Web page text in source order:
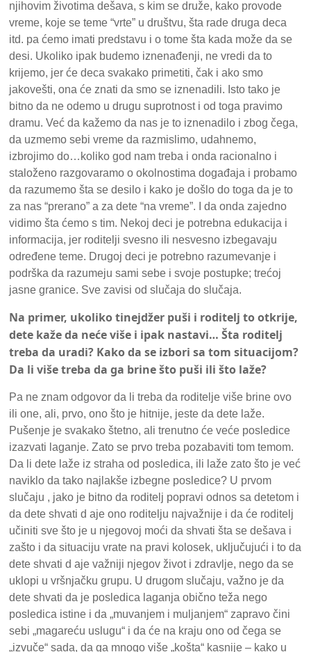
njihovim životima dešava, s kim se druže, kako provode
vreme, koje se teme “vrte” u društvu, šta rade druga deca
itd. pa ćemo imati predstavu i o tome šta kada može da se
desi. Ukoliko ipak budemo iznenađenji, ne vredi da to
krijemo, jer će deca svakako primetiti, čak i ako smo
jakovešti, ona će znati da smo se iznenadili. Isto tako je
bitno da ne odemo u drugu suprotnost i od toga pravimo
dramu. Već da kažemo da nas je to iznenadilo i zbog čega,
da uzmemo sebi vreme da razmislimo, udahnemo,
izbrojimo do…koliko god nam treba i onda racionalno i
staloženo razgovaramo o okolnostima događaja i probamo
da razumemo šta se desilo i kako je došlo do toga da je to
za nas “prerano” a za dete “na vreme”. I da onda zajedno
vidimo šta ćemo s tim. Nekoj deci je potrebna edukacija i
informacija, jer roditelji svesno ili nesvesno izbegavaju
određene teme. Drugoj deci je potrebno razumevanje i
podrška da razumeju sami sebe i svoje postupke; trećoj
jasne granice. Sve zavisi od slučaja do slučaja.
Na primer, ukoliko tinejdžer puši i roditelj to otkrije,
dete kaže da neće više i ipak nastavi… Šta roditelj
treba da uradi? Kako da se izbori sa tom situacijom?
Da li više treba da ga brine što puši ili što laže?
Pa ne znam odgovor da li treba da roditelje više brine ovo
ili one, ali, prvo, ono što je hitnije, jeste da dete laže.
Pušenje je svakako štetno, ali trenutno će veće posledice
izazvati laganje. Zato se prvo treba pozabaviti tom temom.
Da li dete laže iz straha od posledica, ili laže zato što je već
naviklo da tako najlakše izbegne posledice? U prvom
slučaju , jako je bitno da roditelj popravi odnos sa detetom i
da dete shvati d aje ono roditelju najvažnije i da će roditelj
učiniti sve što je u njegovoj moći da shvati šta se dešava i
zašto i da situaciju vrate na pravi kolosek, uključujući i to da
dete shvati d aje važniji njegov život i zdravlje, nego da se
uklopi u vršnjačku grupu. U drugom slučaju, važno je da
dete shvati da je posledica laganja obično teža nego
posledica istine i da „muvanjem i muljanjem“ zapravo čini
sebi „magareću uslugu“ i da će na kraju ono od čega se
„izvuče“ sada, da ga mnogo više „košta“ kasnije – kako u